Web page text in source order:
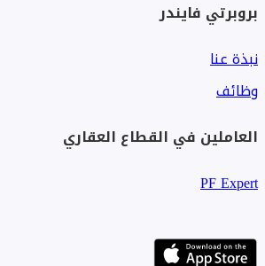
بروبرتي فايندر
نبذة عنا
وظائف
العاملين في القطاع العقاري
PF Expert